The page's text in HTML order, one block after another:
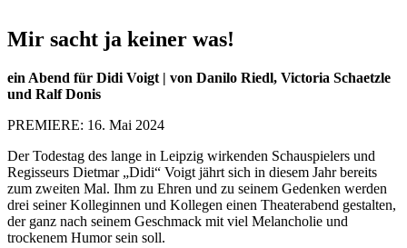
Mir sacht ja keiner was!
ein Abend für Didi Voigt | von Danilo Riedl, Victoria Schaetzle
und Ralf Donis
PREMIERE: 16. Mai 2024
Der Todestag des lange in Leipzig wirkenden Schauspielers und
Regisseurs Dietmar „Didi“ Voigt jährt sich in diesem Jahr bereits
zum zweiten Mal. Ihm zu Ehren und zu seinem Gedenken werden
drei seiner Kolleginnen und Kollegen einen Theaterabend gestalten,
der ganz nach seinem Geschmack mit viel Melancholie und
trockenem Humor sein soll.